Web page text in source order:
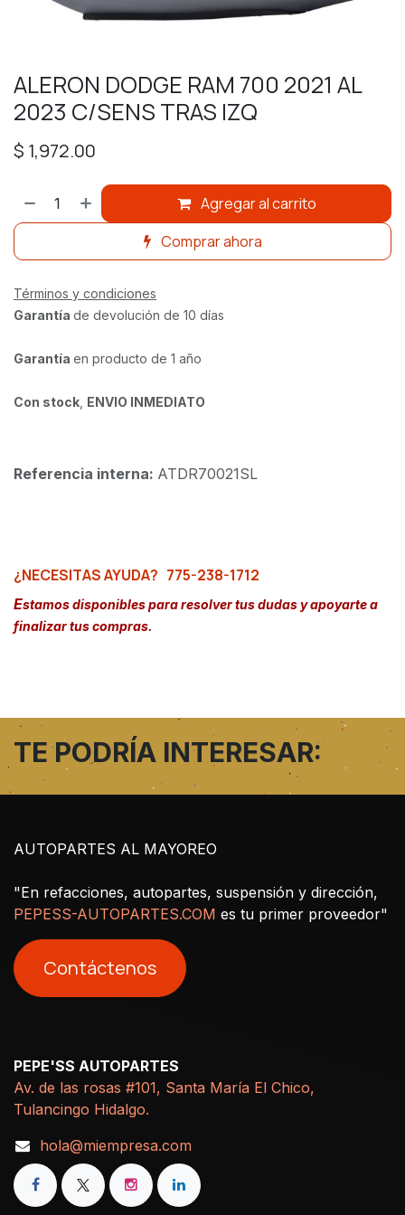
ALERON DODGE RAM 700 2021 AL
2023 C/SENS TRAS IZQ
$ 1,972.00
Agregar al carrito
Comprar ahora
Términos y condiciones
Garantía de devolución de 10 días
Garantía en producto de 1 año
Con stock ENVIO INMEDIATO
Referencia interna: ATDR70021SL
¿NECESITAS AYUDA? 775-238-1712
Estamos disponibles para resolver tus dudas y apoyarte a
finalizar tus compras.
TE PODRÍA INTERESAR:
AUTOPARTES AL MAYOREO
"En refacciones, autopartes, suspensión y dirección,
PEPESS-AUTOPARTES.COM es tu primer proveedor"
Contáctenos
PEPE'SS AUTOPARTES
Av. de las rosas #101, Santa María El Chico,
Tulancingo Hidalgo.
hola@miempresa.com